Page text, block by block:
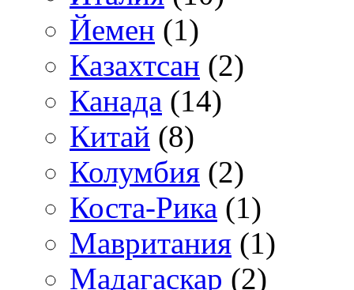
Йемен (1)
Казахтсан (2)
Канада (14)
Китай (8)
Колумбия (2)
Коста-Рика (1)
Мавритания (1)
Мадагаскар (2)